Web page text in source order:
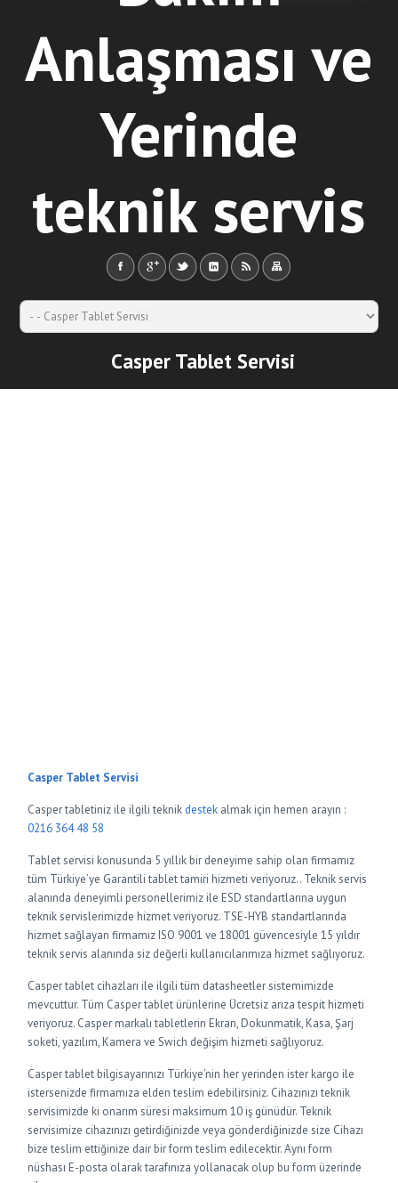
Casper Tablet Servisi
Casper Tablet Servisi
Casper tabletiniz ile ilgili teknik destek almak için hemen arayın :
0216 364 48 58
Tablet servisi konusunda 5 yıllık bir deneyime sahip olan firmamız
tüm Türkiye’ye Garantili tablet tamiri hizmeti veriyoruz.. Teknik servis
alanında deneyimli personellerimiz ile ESD standartlarına uygun
teknik servislerimizde hizmet veriyoruz. TSE-HYB standartlarında
hizmet sağlayan firmamız ISO 9001 ve 18001 güvencesiyle 15 yıldır
teknik servis alanında siz değerli kullanıcılarımıza hizmet sağlıyoruz.
Casper tablet cihazları ile ilgili tüm datasheetler sistemimizde
mevcuttur. Tüm Casper tablet ürünlerine Ücretsiz arıza tespit hizmeti
veriyoruz. Casper markalı tabletlerin Ekran, Dokunmatik, Kasa, Şarj
soketi, yazılım, Kamera ve Swich değişim hizmeti sağlıyoruz.
Casper tablet bilgisayarınızı Türkiye’nin her yerinden ister kargo ile
istersenizde firmamıza elden teslim edebilirsiniz. Cihazınızı teknik
servisimizde ki onarım süresi maksimum 10 iş günüdür. Teknik
servisimize cihazınızı getirdiğinizde veya gönderdiğinizde size Cihazı
bize teslim ettiğinize dair bir form teslim edilecektir. Aynı form
nüshası E-posta olarak tarafınıza yollanacak olup bu form üzerinde